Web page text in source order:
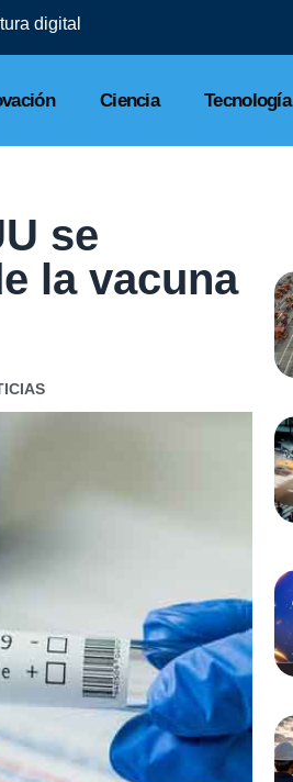
digital
Ciencia Tecnología
se
la vacuna